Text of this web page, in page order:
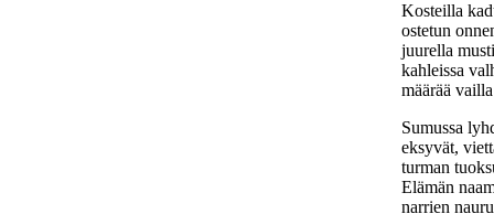
Kosteilla
ostetun
juurella
kahleissa
määrää
Sumussa
eksyvät,
turman
Elämän
narrien